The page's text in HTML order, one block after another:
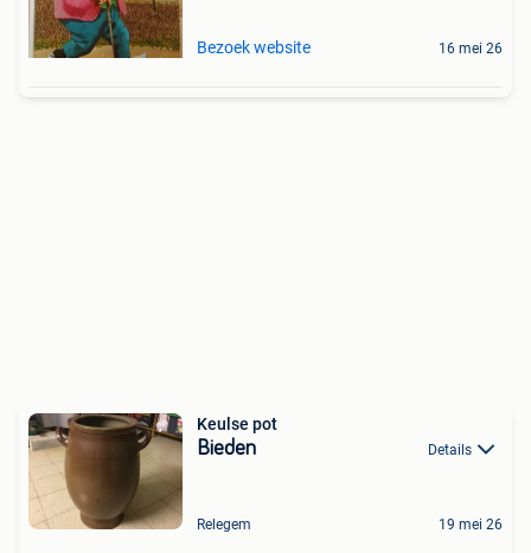
Bezoek website 16 mei 26
Keulse pot
Bieden Details
Relegem 19 mei 26